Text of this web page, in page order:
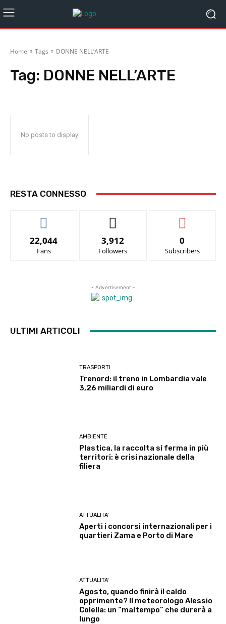
Home Tags DONNE NELL’ARTE
Tag: DONNE NELL’ARTE
No posts to display
RESTA CONNESSO
22,044
Fans
3,912
Followers
0
Subscribers
- Advertisement -
ULTIMI ARTICOLI
TRASPORTI
Trenord: il treno in Lombardia vale
3,26 miliardi di euro
AMBIENTE
Plastica, la raccolta si ferma in più
territori: è crisi nazionale della
filiera
ATTUALITA'
Aperti i concorsi internazionali per i
quartieri Zama e Porto di Mare
ATTUALITA'
Agosto, quando finirà il caldo
opprimente? Il meteorologo Alessio
Colella: un “maltempo” che durerà a
lungo